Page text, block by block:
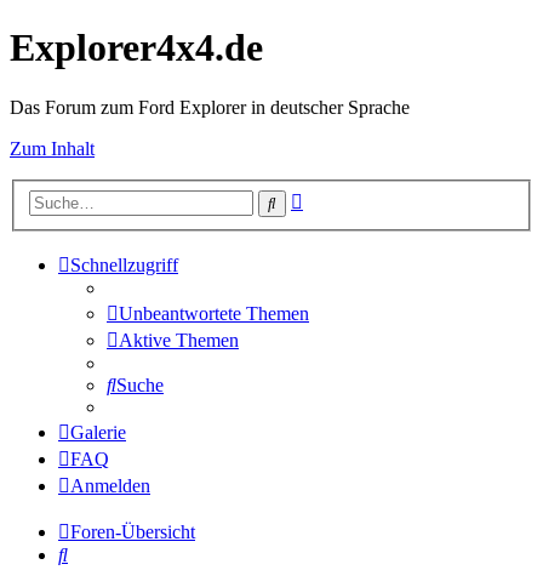
Explorer4x4.de
Das Forum zum Ford Explorer in deutscher Sprache
Zum Inhalt
Suche
Schnellzugriff
Unbeantwortete Themen
Aktive Themen
Suche
Galerie
FAQ
Anmelden
Foren-Übersicht
Suche